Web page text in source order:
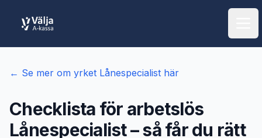
← Se mer om yrket Lånespecialist här
Checklista för arbetslös
Lånespecialist– så får du rätt